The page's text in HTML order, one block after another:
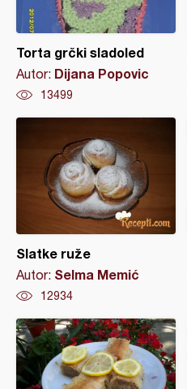
Torta grčki sladoled
Autor: Dijana Popovic
13499
Slatke ruže
Autor: Selma Memić
12934